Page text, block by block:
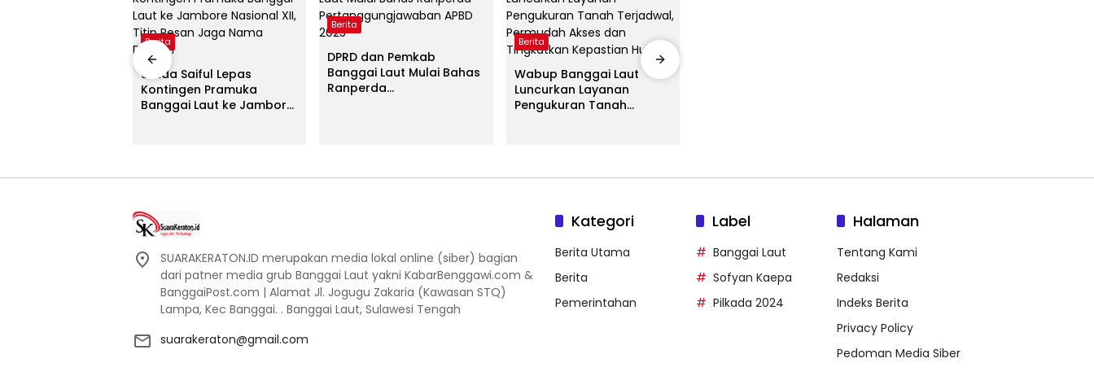
Berita
Sekda Saiful Lepas
Kontingen Pramuka
Banggai Laut ke Jambore
Berita
DPRD dan Pemkab
Banggai Laut Mulai Bahas
Ranperda
Berita
Wabup Banggai Laut
Luncurkan Layanan
Pengukuran Tanah
97,02 Persen
SUARAKERATON.ID merupakan media lokal online (siber) bagian
dari patner media grub Banggai Laut yakni KabarBenggawi.com &
BanggaiPost.com | Alamat Jl. Jogugu Zakaria (Kawasan STQ)
Lampa, Kec Banggai. . Banggai Laut, Sulawesi Tengah
suarakeraton@gmail.com
Kategori
Berita Utama
Berita
Pemerintahan
Label
Banggai Laut
Sofyan Kaepa
Pilkada 2024
Halaman
Tentang Kami
Redaksi
Indeks Berita
Privacy Policy
Pedoman Media Siber